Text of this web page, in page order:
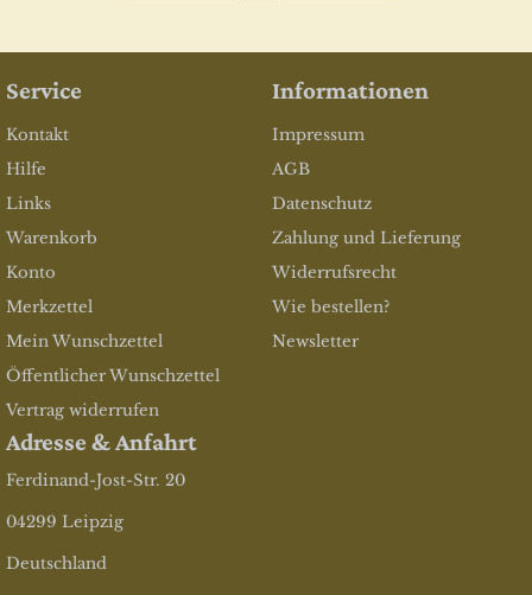
Service
Kontakt
Hilfe
Links
Warenkorb
Konto
Merkzettel
Mein Wunschzettel
Öffentlicher Wunschzettel
Vertrag widerrufen
Informationen
Impressum
AGB
Datenschutz
Zahlung und Lieferung
Widerrufsrecht
Wie bestellen?
Newsletter
Adresse & Anfahrt
Ferdinand-Jost-Str. 20
04299 Leipzig
Deutschland